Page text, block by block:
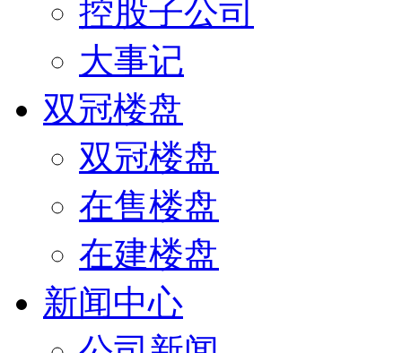
控股子公司
大事记
双冠楼盘
双冠楼盘
在售楼盘
在建楼盘
新闻中心